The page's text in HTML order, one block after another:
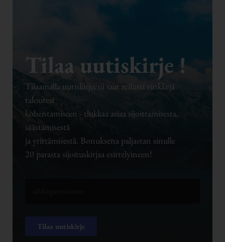
Tilaa uutiskirje !
Tilaamalla uutiskirjeeni saat reilusti vinkkejä
taloutesi
kohentamiseen - tiukkaa asiaa sijoittamisesta,
säästämisestä
ja yrittämisestä. Bonuksena paljastan sinulle
20 parasta sijoituskirjaa esittelyineen!
Tilaa uutiskirje